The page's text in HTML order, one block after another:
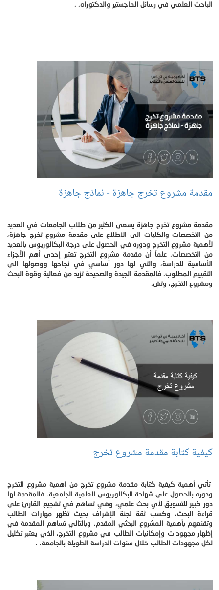
الباحث العلمي في رسائل الماجستير والدكتوراه. .
مقدمة مشروع تخرج جاهزة - نماذج جاهزة
مقدمة مشروع تخرج جاهزة يسعى الكثير من طلاب الجامعات في العديد
من التخصصات والكليات الى الاطلاع على مقدمة مشروع تخرج جاهزة،
لأهمية مشروع التخرج ودوره في الحصول على درجة البكالوريوس بالعديد
من التخصصات. علماً أن مقدمة مشروع التخرج تعتبر إحدى أهم الأجزاء
الأساسية للدراسة، والتي لها دور أساسي في نجاحها ووصولها الى
التقييم المطلوب. فالمقدمة الجيدة والصحيحة تزيد من فعالية وقوة البحث
ومشروع التخرج، وتش.
كيفية كتابة مقدمة مشروع تخرج
تأتي أهمية كيفية كتابة مقدمة مشروع تخرج من اهمية مشروع التخرج
ودوره بالحصول على شهادة البكالوريوس العلمية الجامعية. فالمقدمة لها
دور كبير للتسويق لأي بحث علمي، وهي تساهم في تشجيع القارئ على
قراءة البحث، وكسب ثقة لجنة الإشراف بحيث تظهر مهارات الطالب
وتقنعهم بأهمية المشروع البحثي المقدم. وبالتالي تساهم المقدمة في
إظهار مجهودات وإمكانيات الطالب في مشروع التخرج، الذي يعتبر تكليل
لكل مجهودات الطالب خلال سنوات الدراسة الطويلة بالجامعة. .